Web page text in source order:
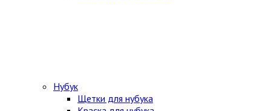
Нубук
Щетки для нубука